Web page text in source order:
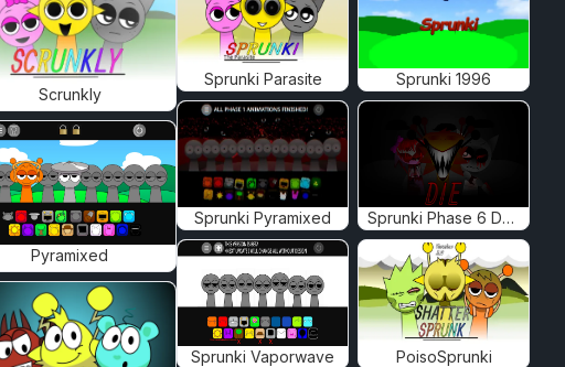
Scrunkly
Pyramixed
Sprunki Parasite Sprunki 1996
Sprunki Pyramixed Sprunki Phase 6 Definitive
Sprunki Vaporwave PoisoSprunki